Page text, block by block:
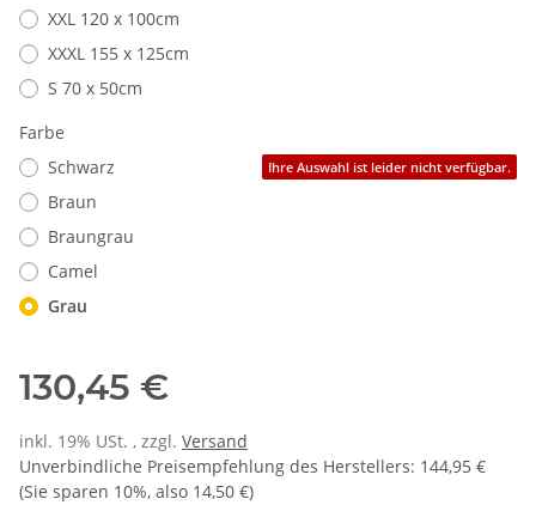
XXL 120 x 100cm
XXXL 155 x 125cm
S 70 x 50cm
Farbe
Schwarz
Ihre Auswahl ist leider nicht verfügbar.
Braun
Braungrau
Camel
Grau
130,45 €
inkl. 19% USt. , zzgl. Versand
Unverbindliche Preisempfehlung des Herstellers: 144,95 €
(Sie sparen 10%, also 14,50 €)